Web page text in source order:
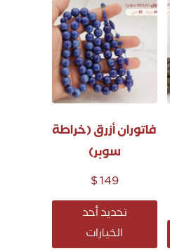
فاتوران أزرق (خراطة
سوبر)
$149
تحديد أحد
الخيارات